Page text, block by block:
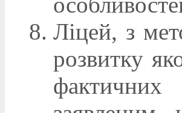
Ліцей, з
розвитку
фактичних